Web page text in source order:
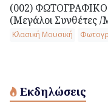
(002)
(Μεγάλοι Συνθέτες
Κλασική Μουσική
Εκδηλώσεις